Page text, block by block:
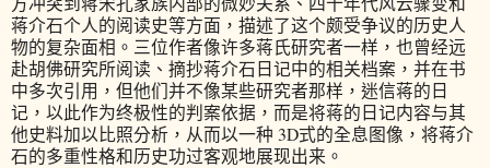
蒋介石个人的阅读史等方面，描述了这个颇受争议的历史人
物的复杂面相。三位作者像许多蒋氏研究者一样，也曾经远
赴胡佛研究所阅读、摘抄蒋介石日记中的相关档案，并在书
中多次引用，但他们并不像某些研究者那样，迷信蒋的日
记，以此作为终极性的判案依据，而是将蒋的日记内容与其
他史料加以比照分析，从而以一种 3D式的全息图像，将蒋介
石的多重性格和历史功过客观地展现出来。